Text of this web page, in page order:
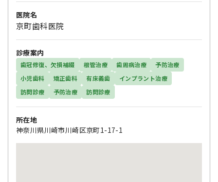
医院名
京町歯科医院
診療案内
歯冠修復、欠損補綴 根管治療 歯周病治療
予防治療
小児歯科
矯正歯科 有床義歯
インプラント治療
訪問診療
予防治療 訪問診療
所在地
神奈川県川崎市川崎区京町1-17-1